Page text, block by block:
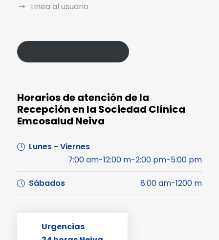
Linea al usuario
Horarios de atención de la
Recepción en la Sociedad Clínica
Emcosalud Neiva
Lunes - Viernes
7:00 am-12:00 m-2:00 pm-5:00 pm
Sábados 8:00 am-1200 m
Urgencias